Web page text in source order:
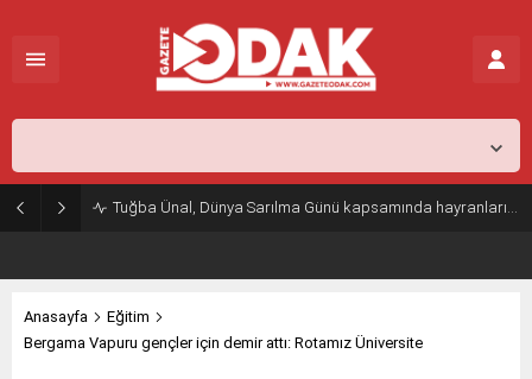
Tuğba Ünal, Dünya Sarılma Günü kapsamında hayranlarıyla buluştu
Anasayfa
Eğitim
Bergama Vapuru gençler için demir attı: Rotamız Üniversite